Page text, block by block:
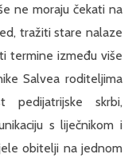
ne moraju čekati na
tražiti stare nalaze
termine između više
Salvea roditeljima
pedijatrijske skrbi,
s liječnikom i
obitelji na jednom